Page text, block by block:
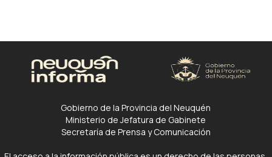
Gobierno de la Provincia del Neuquén
Ministerio de Jefatura de Gabinete
Secretaría de Prensa y Comunicación